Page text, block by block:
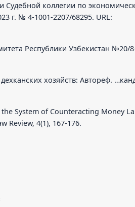
Судебной коллегии по
г. № 4-1001-2207/68295. URL:
Республики Узбекистан №20/
хозяйств: Автореф.
System of Counteracting Money
Review, 4(1), 167-176.